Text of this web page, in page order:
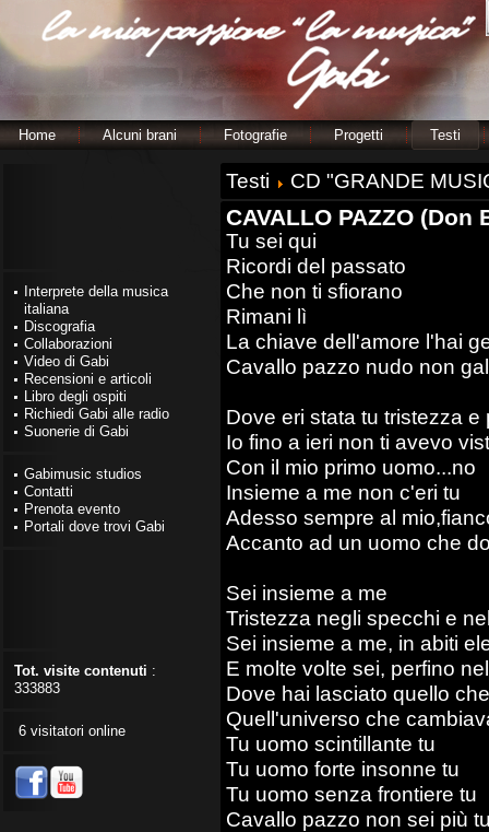
Home Alcuni brani Fotografie Progetti Testi
Interprete della musica
italiana
Discografia
Collaborazioni
Video di Gabi
Recensioni e articoli
Libro degli ospiti
Richiedi Gabi alle radio
Suonerie di Gabi
Gabimusic studios
Contatti
Prenota evento
Portali dove trovi Gabi
Tot. visite contenuti :
333883
6 visitatori online
Testi CD "GRANDE
CAVALLO PAZZO (Don
Tu sei qui
Ricordi del passato
Che non ti sfiorano
Rimani lì
La chiave dell'amore l'hai
Cavallo pazzo nudo non
Dove eri stata tu tristezza e
Io fino a ieri non ti avevo
Con il mio primo uomo...no
Insieme a me non c'eri tu
Adesso sempre al
Accanto ad un uomo che
Sei insieme a me
Tristezza negli specchi e
Sei insieme a me, in abiti
E molte volte sei, perfino
Dove hai lasciato quello
Quell'universo che
Tu uomo scintillante tu
Tu uomo forte insonne tu
Tu uomo senza frontiere tu
Cavallo pazzo non sei più